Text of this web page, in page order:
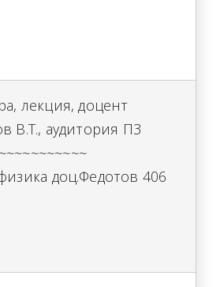
лекция, доцент
В.Т., аудитория П3
доц.Федотов 406